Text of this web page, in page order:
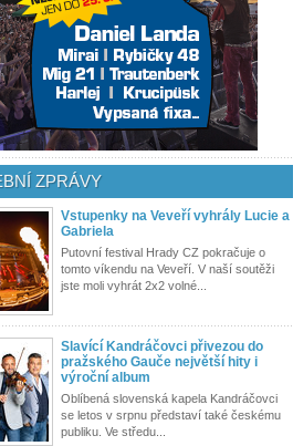
ZPRÁVY
Vstupenky na Veveří vyhrály Lucie a
Gabriela
Putovní festival Hrady CZ pokračuje o
tomto víkendu na Veveří. V naší soutěži
jste moli vyhrát 2x2 volné...
Slavící Kandráčovci přivezou do
pražského Gauče největší hity i
výroční album
Oblíbená slovenská kapela Kandráčovci
se letos v srpnu představí také českému
publiku. Ve středu...